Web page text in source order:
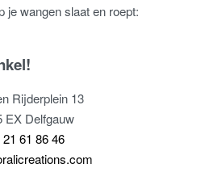
je wangen slaat en roept:
Rijderplein 13
EX Delfgauw
21 61 86 46